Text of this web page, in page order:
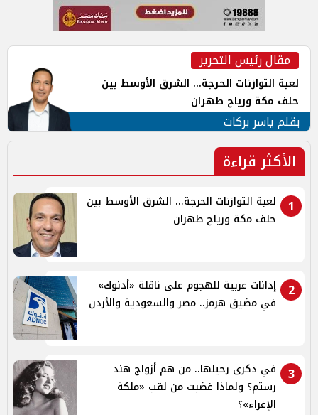
مقال رئيس التحرير
لعبة التوازنات الحرجة... الشرق الأوسط بين
حلف مكة ورياح طهران
بقلم ياسر بركات
الأكثر قراءة
1
لعبة التوازنات الحرجة... الشرق الأوسط بين
حلف مكة ورياح طهران
2
إدانات عربية للهجوم على ناقلة «أدنوك»
في مضيق هرمز.. مصر والسعودية والأردن
3
في ذكرى رحيلها.. من هم أزواج هند
رستم؟ ولماذا غضبت من لقب «ملكة
الإغراء»؟